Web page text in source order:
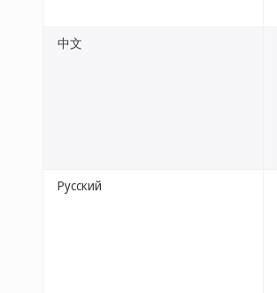
中文
Русский